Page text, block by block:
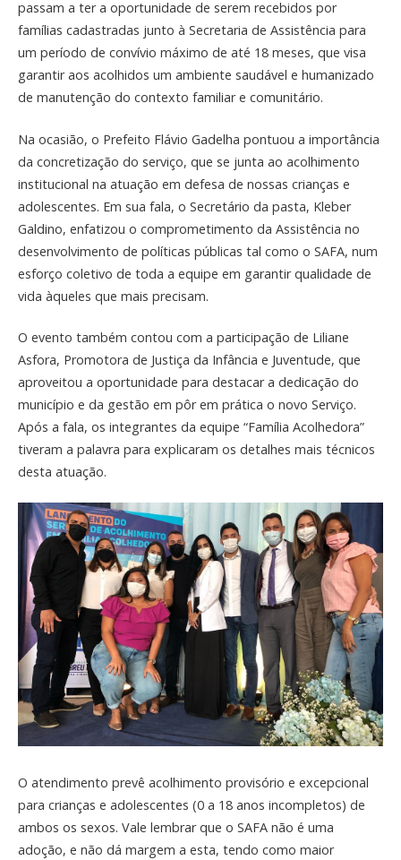
passam a ter a oportunidade de serem recebidos por
famílias cadastradas junto à Secretaria de Assistência para
um período de convívio máximo de até 18 meses, que visa
garantir aos acolhidos um ambiente saudável e humanizado
de manutenção do contexto familiar e comunitário.
Na ocasião, o Prefeito Flávio Gadelha pontuou a importância
da concretização do serviço, que se junta ao acolhimento
institucional na atuação em defesa de nossas crianças e
adolescentes. Em sua fala, o Secretário da pasta, Kleber
Galdino, enfatizou o comprometimento da Assistência no
desenvolvimento de políticas públicas tal como o SAFA, num
esforço coletivo de toda a equipe em garantir qualidade de
vida àqueles que mais precisam.
O evento também contou com a participação de Liliane
Asfora, Promotora de Justiça da Infância e Juventude, que
aproveitou a oportunidade para destacar a dedicação do
município e da gestão em pôr em prática o novo Serviço.
Após a fala, os integrantes da equipe “Família Acolhedora”
tiveram a palavra para explicaram os detalhes mais técnicos
desta atuação.
O atendimento prevê acolhimento provisório e excepcional
para crianças e adolescentes (0 a 18 anos incompletos) de
ambos os sexos. Vale lembrar que o SAFA não é uma
adoção, e não dá margem a esta, tendo como maior